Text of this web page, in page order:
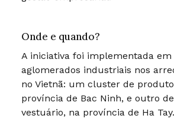
Onde e quando?
A iniciativa foi implementada em
aglomerados industriais nos
no Vietnã: um cluster de
província de Bac Ninh, e outro
vestuário, na província de Ha Tay.